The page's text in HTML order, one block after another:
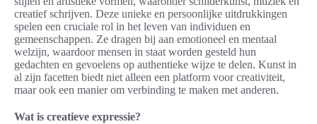
creatief schrijven. Deze unieke en persoonlijke uitdrukkingen
spelen een cruciale rol in het leven van individuen en
gemeenschappen. Ze dragen bij aan emotioneel en mentaal
welzijn, waardoor mensen in staat worden gesteld hun
gedachten en gevoelens op authentieke wijze te delen. Kunst in
al zijn facetten biedt niet alleen een platform voor creativiteit,
maar ook een manier om verbinding te maken met anderen.
Wat is creatieve expressie?